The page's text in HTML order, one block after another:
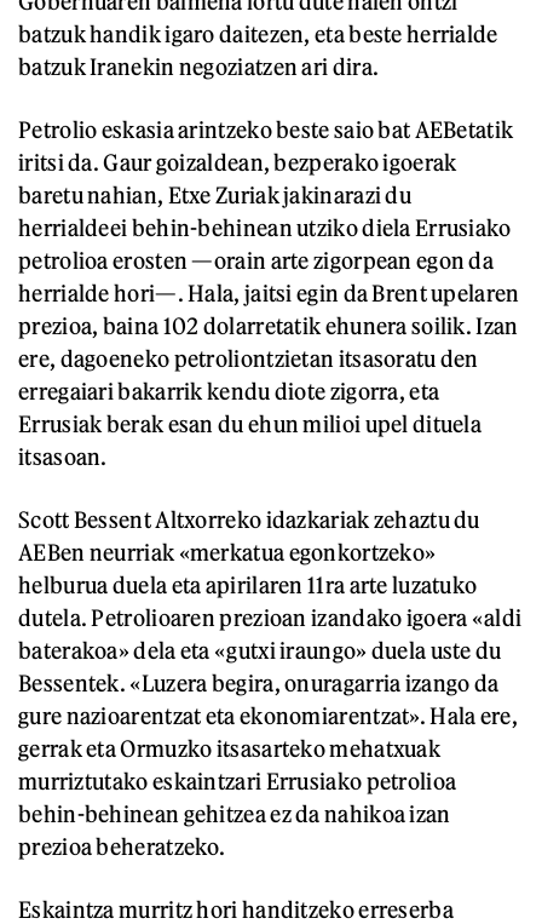
batzuk handik igaro daitezen, eta beste herrialde
batzuk Iranekin negoziatzen ari dira.
Petrolio eskasia arintzeko beste saio bat AEBetatik
iritsi da. Gaur goizaldean, bezperako igoerak
baretu nahian, Etxe Zuriak jakinarazi du
herrialdeei behin-behinean utziko diela Errusiako
petrolioa erosten —orain arte zigorpean egon da
herrialde hori—. Hala, jaitsi egin da Brent upelaren
prezioa, baina 102 dolarretatik ehunera soilik. Izan
ere, dagoeneko petroliontzietan itsasoratu den
erregaiari bakarrik kendu diote zigorra, eta
Errusiak berak esan du ehun milioi upel dituela
itsasoan.
Scott Bessent Altxorreko idazkariak zehaztu du
AEBen neurriak «merkatua egonkortzeko»
helburua duela eta apirilaren 11ra arte luzatuko
dutela. Petrolioaren prezioan izandako igoera «aldi
baterakoa» dela eta «gutxi iraungo» duela uste du
Bessentek. «Luzera begira, onuragarria izango da
gure nazioarentzat eta ekonomiarentzat». Hala ere,
gerrak eta Ormuzko itsasarteko mehatxuak
murriztutako eskaintzari Errusiako petrolioa
behin-behinean gehitzea ez da nahikoa izan
prezioa beheratzeko.
Eskaintza murritz hori handitzeko erreserba